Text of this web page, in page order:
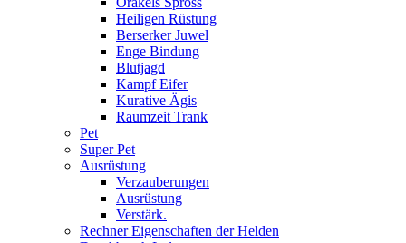
Heiligen Rüstung
Berserker Juwel
Enge Bindung
Blutjagd
Kampf Eifer
Kurative Ägis
Raumzeit Trank
Pet
Super Pet
Ausrüstung
Verzauberungen
Ausrüstung
Verstärk.
Rechner Eigenschaften der Helden